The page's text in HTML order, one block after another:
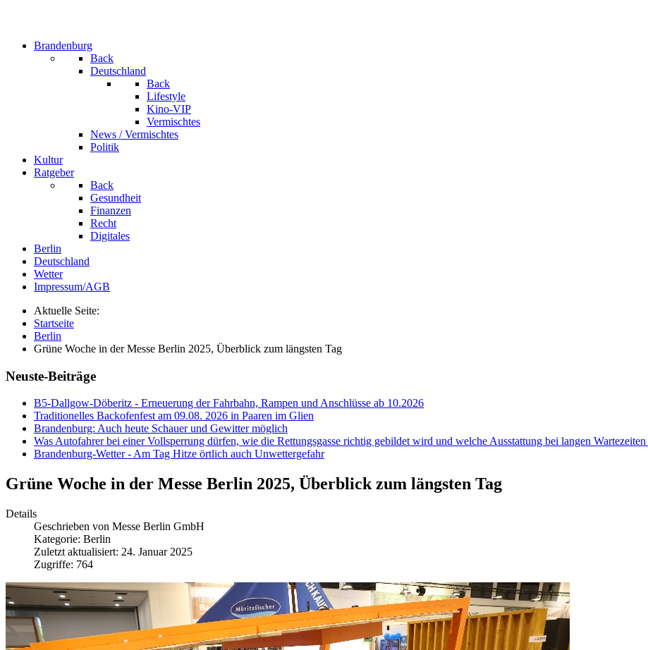
Brandenburg
Back
Deutschland
Back
Lifestyle
Kino-VIP
Vermischtes
News / Vermischtes
Politik
Kultur
Ratgeber
Back
Gesundheit
Finanzen
Recht
Digitales
Berlin
Deutschland
Wetter
Impressum/AGB
Aktuelle Seite:
Startseite
Berlin
Grüne Woche in der Messe Berlin 2025, Überblick zum längsten Tag
Neuste-Beiträge
B5-Dallgow-Döberitz - Erneuerung der Fahrbahn, Rampen und Anschlüsse ab 10.2026
Traditionelles Backofenfest am 09.08. 2026 in Paaren im Glien
Brandenburg: Auch heute Schauer und Gewitter möglich
Was Autofahrer bei einer Vollsperrung dürfen, wie die Rettungsgasse richtig gebildet wird und welche Ausstattung bei langen
Brandenburg-Wetter - Am Tag Hitze örtlich auch Unwettergefahr
Grüne Woche in der Messe Berlin 2025, Überblick zum längsten Tag
Details
Geschrieben von Messe Berlin GmbH
Kategorie: Berlin
Zuletzt aktualisiert: 24. Januar 2025
Zugriffe: 764